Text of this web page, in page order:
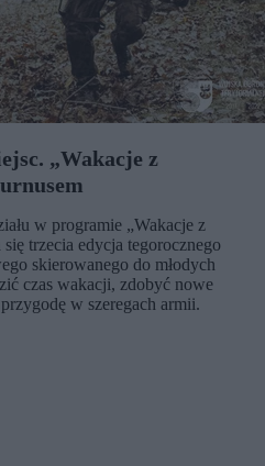
„Wakacje z
w programie „Wakacje z
trzecia edycja tegorocznego
skierowanego do młodych
czas wakacji, zdobyć nowe
w szeregach armii.